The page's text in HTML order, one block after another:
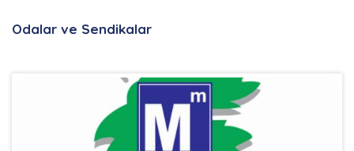
Odalar ve Sendikalar